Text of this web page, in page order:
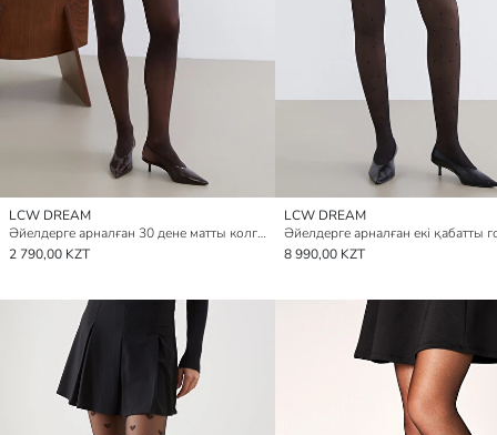
LCW DREAM
Әйелдерге арналған 30 дене матты колготка
2 790,00 KZT
LCW DREAM
8 990,00 KZT